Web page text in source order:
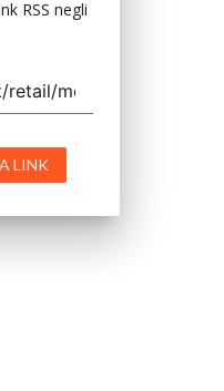
RSS negli
LINK